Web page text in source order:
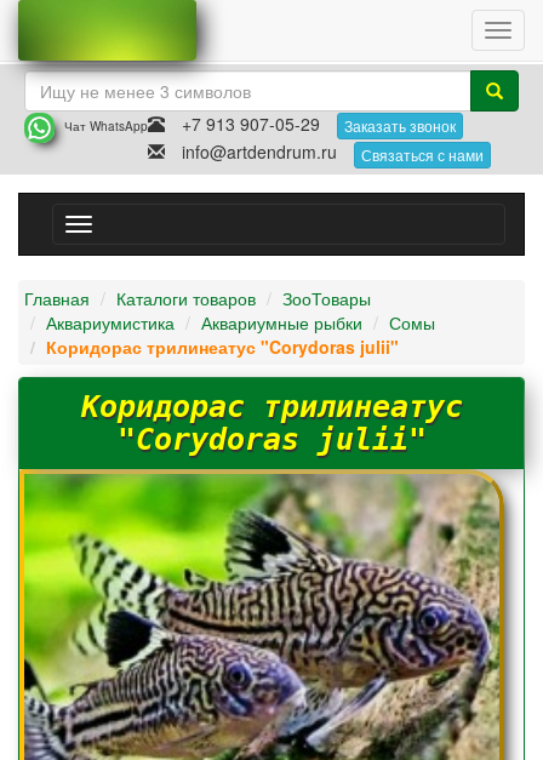
Чат WhatsApp +7 913 907-05-29 Заказать звонок
info@artdendrum.ru Связаться с нами
navigation
Главная
Каталоги товаров
ЗооТовары
Аквариумистика
Аквариумные рыбки
Сомы
Коридорас трилинеатус "Corydoras julii"
Коридорас трилинеатус
"Corydoras julii"